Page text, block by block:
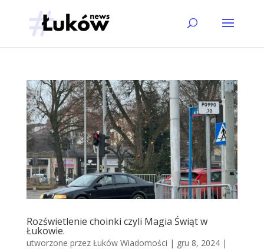
Rozświetlenie choinki czyli Magia Świąt w
Łukowie.
utworzone przez Łuków Wiadomości | gru 8, 2024|